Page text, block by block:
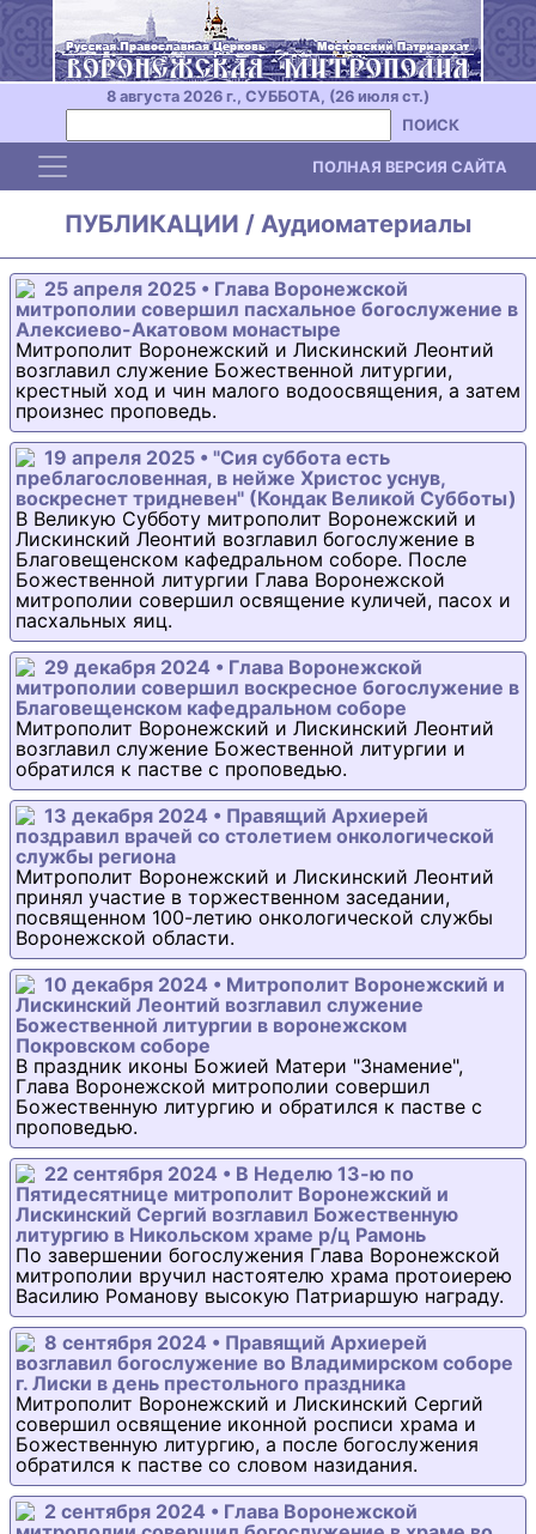
8 августа 2026 г., СУББОТА, (26 июля ст.)
ПОИСК
Toggle navigation ПОЛНАЯ ВЕРСИЯ САЙТА
ПУБЛИКАЦИИ / Аудиоматериалы
25 апреля 2025 • Глава Воронежской
митрополии совершил пасхальное богослужение в
Алексиево-Акатовом монастыре
Митрополит Воронежский и Лискинский Леонтий
возглавил служение Божественной литургии,
крестный ход и чин малого водоосвящения, а затем
произнес проповедь.
19 апреля 2025 • "Сия суббота есть
преблагословенная, в нейже Христос уснув,
воскреснет тридневен" (Кондак Великой Субботы)
В Великую Субботу митрополит Воронежский и
Лискинский Леонтий возглавил богослужение в
Благовещенском кафедральном соборе. После
Божественной литургии Глава Воронежской
митрополии совершил освящение куличей, пасох и
пасхальных яиц.
29 декабря 2024 • Глава Воронежской
митрополии совершил воскресное богослужение в
Благовещенском кафедральном соборе
Митрополит Воронежский и Лискинский Леонтий
возглавил служение Божественной литургии и
обратился к пастве с проповедью.
13 декабря 2024 • Правящий Архиерей
поздравил врачей со столетием онкологической
службы региона
Митрополит Воронежский и Лискинский Леонтий
принял участие в торжественном заседании,
посвященном 100-летию онкологической службы
Воронежской области.
10 декабря 2024 • Митрополит Воронежский и
Лискинский Леонтий возглавил служение
Божественной литургии в воронежском
Покровском соборе
В праздник иконы Божией Матери "Знамение",
Глава Воронежской митрополии совершил
Божественную литургию и обратился к пастве с
проповедью.
22 сентября 2024 • В Неделю 13-ю по
Пятидесятнице митрополит Воронежский и
Лискинский Сергий возглавил Божественную
литургию в Никольском храме р/ц Рамонь
По завершении богослужения Глава Воронежской
митрополии вручил настоятелю храма протоиерею
Василию Романову высокую Патриаршую награду.
8 сентября 2024 • Правящий Архиерей
возглавил богослужение во Владимирском соборе
г. Лиски в день престольного праздника
Митрополит Воронежский и Лискинский Сергий
совершил освящение иконной росписи храма и
Божественную литургию, а после богослужения
обратился к пастве со словом назидания.
2 сентября 2024 • Глава Воронежской